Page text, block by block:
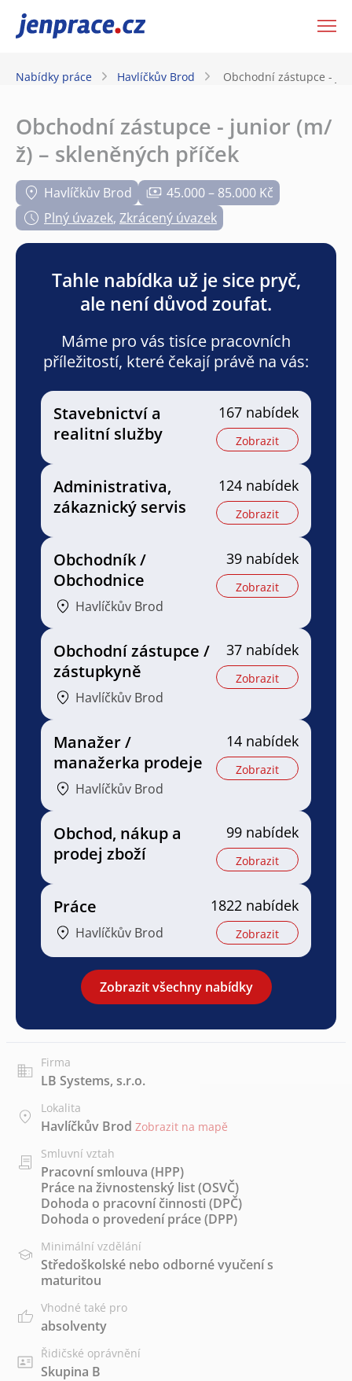
JenPráce.cz
Nabídky práce Havlíčkův Brod Obchodní zástupce -
Obchodní zástupce - junior (m/
ž) – skleněných příček
Havlíčkův Brod
45.000 – 85.000 Kč
Plný úvazek, Zkrácený úvazek
Tahle nabídka už je sice pryč,
ale není důvod zoufat.
Máme pro vás tisíce pracovních
příležitostí, které čekají právě na vás:
Stavebnictví a
realitní služby
167 nabídek
Zobrazit
Administrativa,
zákaznický servis
124 nabídek
Zobrazit
Obchodník /
Obchodnice
Havlíčkův Brod
39 nabídek
Zobrazit
Obchodní zástupce /
zástupkyně
Havlíčkův Brod
37 nabídek
Zobrazit
Manažer /
manažerka prodeje
Havlíčkův Brod
14 nabídek
Zobrazit
Obchod, nákup a
prodej zboží
99 nabídek
Zobrazit
Práce
Havlíčkův Brod
1822 nabídek
Zobrazit
Zobrazit všechny nabídky
Firma
LB Systems, s.r.o.
Lokalita
Havlíčkův Brod Zobrazit na mapě
Smluvní vztah
Pracovní smlouva (HPP)
Práce na živnostenský list (OSVČ)
Dohoda o pracovní činnosti (DPČ)
Dohoda o provedení práce (DPP)
Minimální vzdělání
Středoškolské nebo odborné vyučení s
maturitou
Vhodné také pro
absolventy
Řidičské oprávnění
Skupina B